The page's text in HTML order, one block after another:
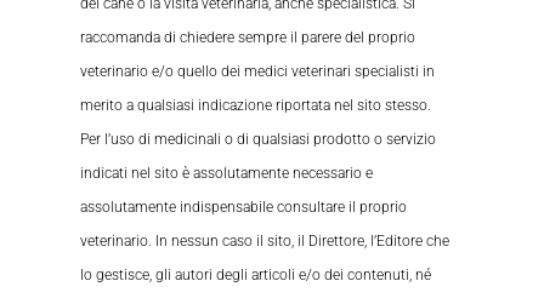
raccomanda di chiedere sempre il parere del proprio
veterinario e/o quello dei medici veterinari specialisti in
merito a qualsiasi indicazione riportata nel sito stesso.
Per l’uso di medicinali o di qualsiasi prodotto o servizio
indicati nel sito è assolutamente necessario e
assolutamente indispensabile consultare il proprio
veterinario. In nessun caso il sito, il Direttore, l’Editore che
lo gestisce, gli autori degli articoli e/o dei contenuti, né